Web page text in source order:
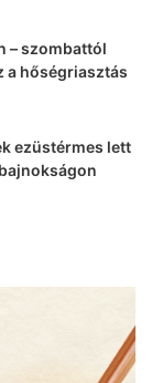
– szombattól
a hőségriasztás
ezüstérmes lett